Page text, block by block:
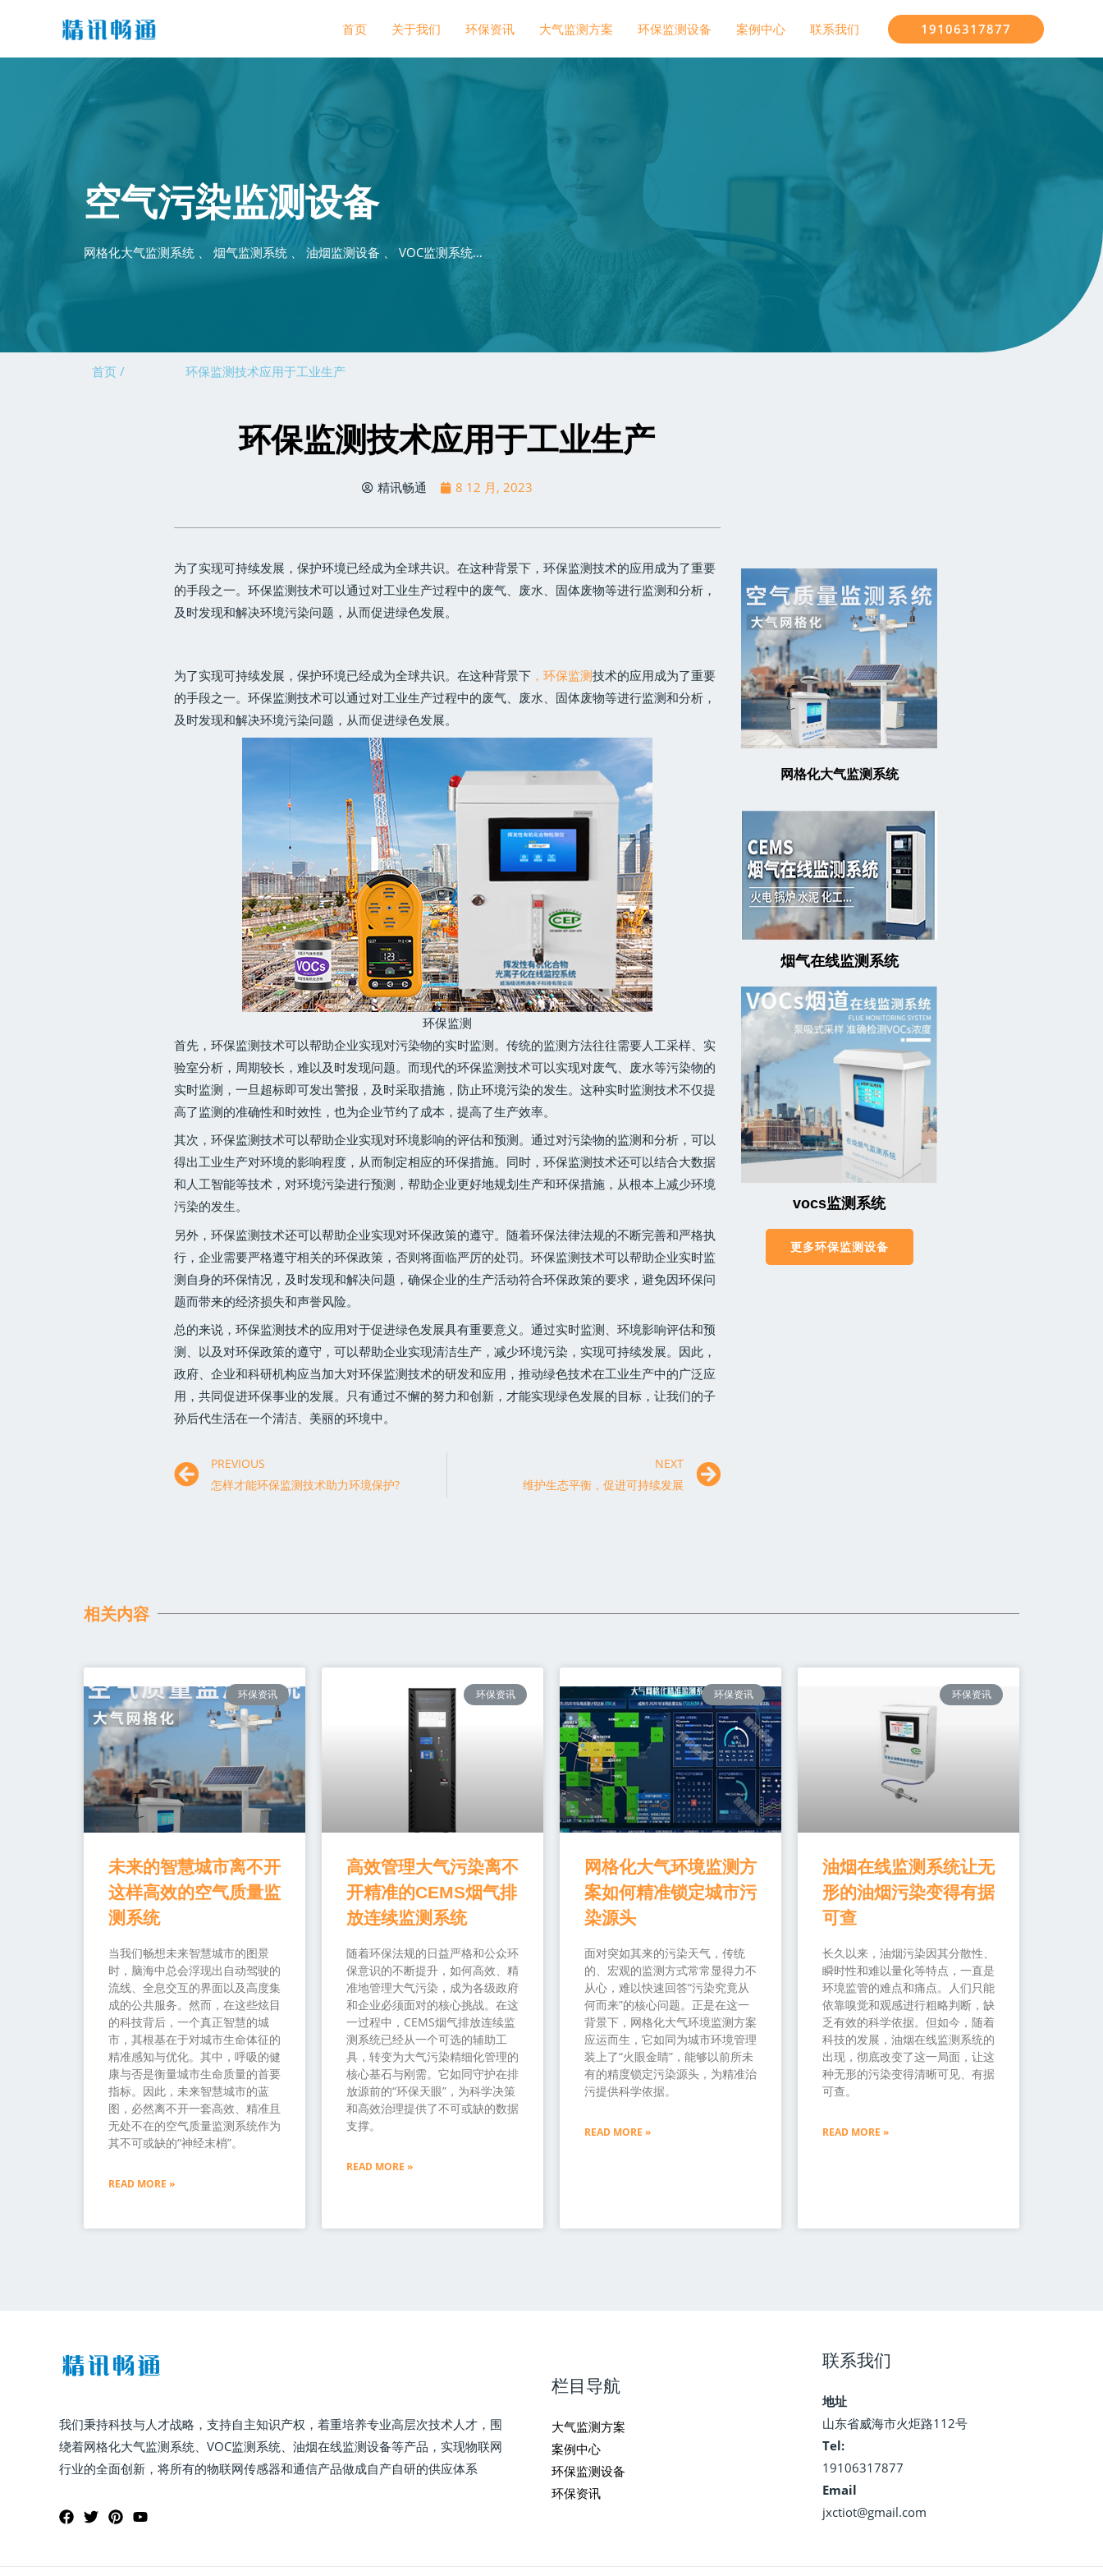
首页 关于我们 环保资讯 大气监测方案 环保监测设备 案例中心 联系我们 19106317877
空气污染监测设备
网格化大气监测系统 、 烟气监测系统 、 油烟监测设备 、 VOC监测系统…
首页 / 环保监测技术应用于工业生产
环保监测技术应用于工业生产
精讯畅通 8 12 月, 2023
为了实现可持续发展，保护环境已经成为全球共识。在这种背景下，环保监测技术的应用成为了重要
的手段之一。环保监测技术可以通过对工业生产过程中的废气、废水、固体废物等进行监测和分析，
及时发现和解决环境污染问题，从而促进绿色发展。
为了实现可持续发展，保护环境已经成为全球共识。在这种背景下，环保监测技术的应用成为了重要
的手段之一。环保监测技术可以通过对工业生产过程中的废气、废水、固体废物等进行监测和分析，
及时发现和解决环境污染问题，从而促进绿色发展。
环保监测
首先，环保监测技术可以帮助企业实现对污染物的实时监测。传统的监测方法往往需要人工采样、实
验室分析，周期较长，难以及时发现问题。而现代的环保监测技术可以实现对废气、废水等污染物的
实时监测，一旦超标即可发出警报，及时采取措施，防止环境污染的发生。这种实时监测技术不仅提
高了监测的准确性和时效性，也为企业节约了成本，提高了生产效率。
其次，环保监测技术可以帮助企业实现对环境影响的评估和预测。通过对污染物的监测和分析，可以
得出工业生产对环境的影响程度，从而制定相应的环保措施。同时，环保监测技术还可以结合大数据
和人工智能等技术，对环境污染进行预测，帮助企业更好地规划生产和环保措施，从根本上减少环境
污染的发生。
另外，环保监测技术还可以帮助企业实现对环保政策的遵守。随着环保法律法规的不断完善和严格执
行，企业需要严格遵守相关的环保政策，否则将面临严厉的处罚。环保监测技术可以帮助企业实时监
测自身的环保情况，及时发现和解决问题，确保企业的生产活动符合环保政策的要求，避免因环保问
题而带来的经济损失和声誉风险。
总的来说，环保监测技术的应用对于促进绿色发展具有重要意义。通过实时监测、环境影响评估和预
测、以及对环保政策的遵守，可以帮助企业实现清洁生产，减少环境污染，实现可持续发展。因此，
政府、企业和科研机构应当加大对环保监测技术的研发和应用，推动绿色技术在工业生产中的广泛应
用，共同促进环保事业的发展。只有通过不懈的努力和创新，才能实现绿色发展的目标，让我们的子
孙后代生活在一个清洁、美丽的环境中。
PREVIOUS
怎样才能环保监测技术助力环境保护?
NEXT
维护生态平衡，促进可持续发展
网格化大气监测系统
烟气在线监测系统
vocs监测系统
更多环保监测设备
相关内容
环保资讯
未来的智慧城市离不开
这样高效的空气质量监
测系统
当我们畅想未来智慧城市的图景
时，脑海中总会浮现出自动驾驶的
流线、全息交互的界面以及高度集
成的公共服务。然而，在这些炫目
的科技背后，一个真正智慧的城
市，其根基在于对城市生命体征的
精准感知与优化。其中，呼吸的健
康与否是衡量城市生命质量的首要
指标。因此，未来智慧城市的蓝
图，必然离不开一套高效、精准且
无处不在的空气质量监测系统作为
其不可或缺的“神经末梢”。
READ MORE »
环保资讯
高效管理大气污染离不
开精准的CEMS烟气排
放连续监测系统
随着环保法规的日益严格和公众环
保意识的不断提升，如何高效、精
准地管理大气污染，成为各级政府
和企业必须面对的核心挑战。在这
一过程中，CEMS烟气排放连续监
测系统已经从一个可选的辅助工
具，转变为大气污染精细化管理的
核心基石与刚需。它如同守护在排
放源前的“环保天眼”，为科学决策
和高效治理提供了不可或缺的数据
支撑。
READ MORE »
环保资讯
网格化大气环境监测方
案如何精准锁定城市污
染源头
面对突如其来的污染天气，传统
的、宏观的监测方式常常显得力不
从心，难以快速回答“污染究竟从
何而来”的核心问题。正是在这一
背景下，网格化大气环境监测方案
应运而生，它如同为城市环境管理
装上了“火眼金睛”，能够以前所未
有的精度锁定污染源头，为精准治
污提供科学依据。
READ MORE »
环保资讯
油烟在线监测系统让无
形的油烟污染变得有据
可查
长久以来，油烟污染因其分散性、
瞬时性和难以量化等特点，一直是
环境监管的难点和痛点。人们只能
依靠嗅觉和观感进行粗略判断，缺
乏有效的科学依据。但如今，随着
科技的发展，油烟在线监测系统的
出现，彻底改变了这一局面，让这
种无形的污染变得清晰可见、有据
可查。
READ MORE »
我们秉持科技与人才战略，支持自主知识产权，着重培养专业高层次技术人才，围
绕着网格化大气监测系统、VOC监测系统、油烟在线监测设备等产品，实现物联网
行业的全面创新，将所有的物联网传感器和通信产品做成自产自研的供应体系
栏目导航
大气监测方案
案例中心
环保监测设备
环保资讯
联系我们
地址
山东省威海市火炬路112号
Tel:
19106317877
Email
jxctiot@gmail.com